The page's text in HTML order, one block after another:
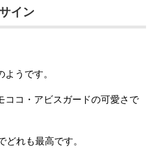
イン
うです。
コ・アビスガードの可愛さで
どれも最高です。